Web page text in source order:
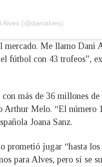
Alves (@danialves)
mercado. Me llamo
fútbol con 43 trofeos”,
con más de 36 millones
Arthur Melo. “El
Joana Sanz.
prometió jugar “hasta
para Alves, pero sí se